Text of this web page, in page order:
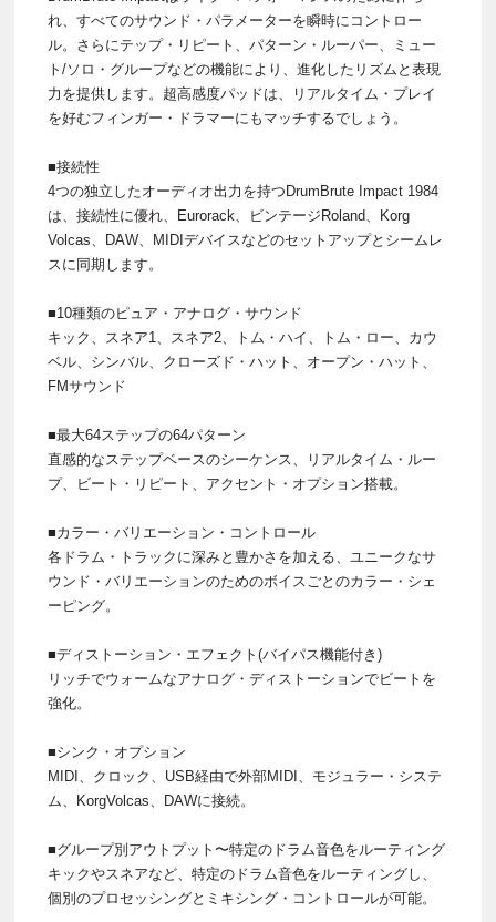
れ、すべてのサウンド・パラメーターを瞬時にコントロー
ル。さらにテップ・リピート、パターン・ルーパー、ミュー
ト/ソロ・グループなどの機能により、進化したリズムと表現
力を提供します。超高感度パッドは、リアルタイム・プレイ
を好むフィンガー・ドラマーにもマッチするでしょう。
■接続性
4つの独立したオーディオ出力を持つDrumBrute Impact 1984
は、接続性に優れ、Eurorack、ビンテージRoland、Korg
Volcas、DAW、MIDIデバイスなどのセットアップとシームレ
スに同期します。
■10種類のピュア・アナログ・サウンド
キック、スネア1、スネア2、トム・ハイ、トム・ロー、カウ
ベル、シンバル、クローズド・ハット、オープン・ハット、
FMサウンド
■最大64ステップの64パターン
直感的なステップベースのシーケンス、リアルタイム・ルー
プ、ビート・リピート、アクセント・オプション搭載。
■カラー・バリエーション・コントロール
各ドラム・トラックに深みと豊かさを加える、ユニークなサ
ウンド・バリエーションのためのボイスごとのカラー・シェ
ーピング。
■ディストーション・エフェクト(バイパス機能付き)
リッチでウォームなアナログ・ディストーションでビートを
強化。
■シンク・オプション
MIDI、クロック、USB経由で外部MIDI、モジュラー・システ
ム、KorgVolcas、DAWに接続。
■グループ別アウトプット〜特定のドラム音色をルーティング
キックやスネアなど、特定のドラム音色をルーティングし、
個別のプロセッシングとミキシング・コントロールが可能。